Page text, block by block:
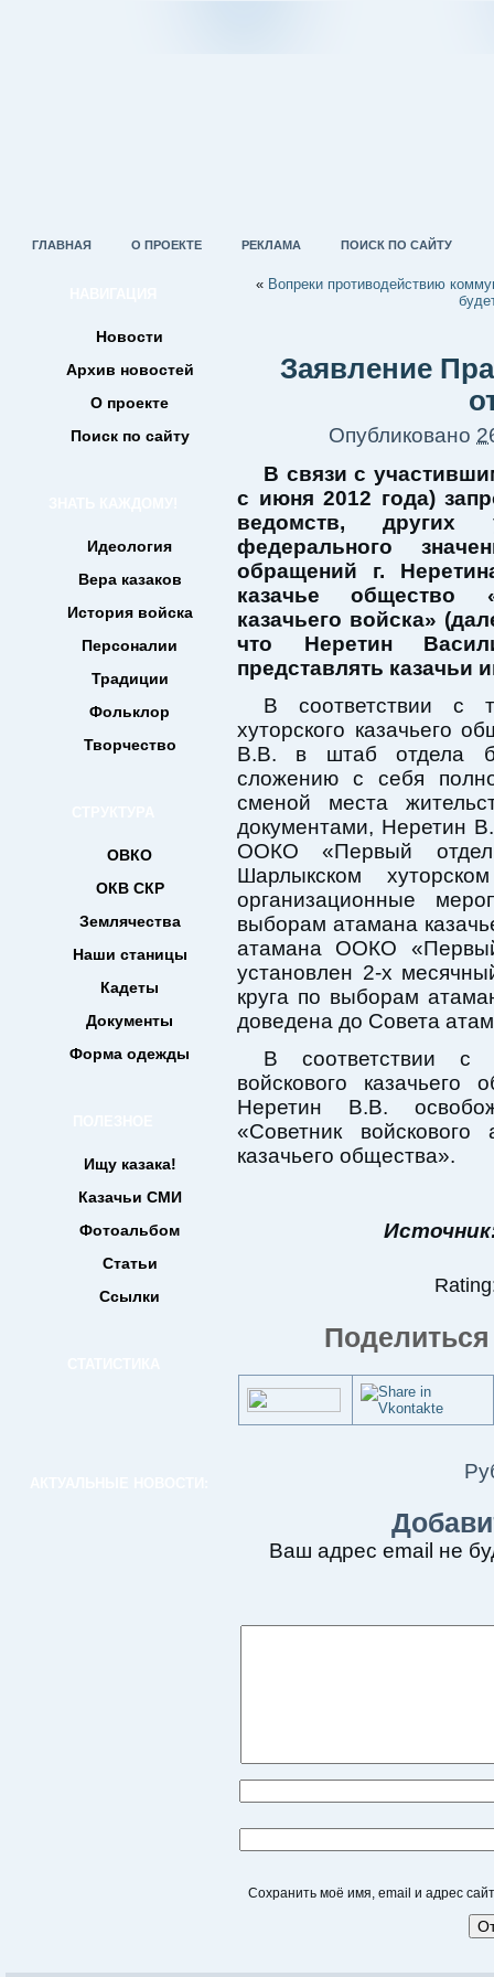
ГЛАВНАЯ О ПРОЕКТЕ РЕКЛАМА ПОИСК ПО САЙТУ
Новости
Архив новостей
О проекте
Поиск по сайту
Идеология
Вера казаков
История войска
Персоналии
Традиции
Фольклор
Творчество
ОВКО
ОКВ СКР
Землячества
Наши станицы
Кадеты
Документы
Форма одежды
Ищу казака!
Казачьи СМИ
Фотоальбом
Статьи
Ссылки
« Вопреки противодействию
Заявление
Опубликовано
В связи с
с июня 2012 года)
ведомств, других
федерального
обращений г.
казачье общество
казачьего войска»
что Неретин
представлять казачьи
В соответствии с
хуторского казачьего
В.В. в штаб отдела
сложению с себя
сменой места
документами, Неретин
ООКО «Первый
Шарлыкском
организационные
выборам атамана
атамана ООКО
установлен 2-х
круга по выборам
доведена до Совета
В соответствии с
войскового
Неретин В.В.
«Советник войскового
казачьего общества».
Ваш адрес email не
Сохранить моё имя, email и адрес